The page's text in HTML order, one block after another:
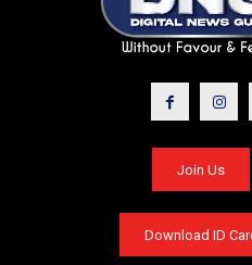
Join Us
Download ID